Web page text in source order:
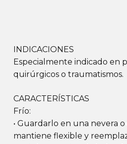
INDICACIONES
Especialmente indicado en
quirúrgicos o traumatismos.
CARACTERÍSTICAS
Frío:
• Guardarlo en una nevera
mantiene flexible y